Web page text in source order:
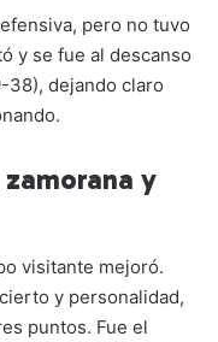
pero no tuvo
y se fue al descanso
38), dejando claro
y
visitante mejoró.
y personalidad,
puntos. Fue el